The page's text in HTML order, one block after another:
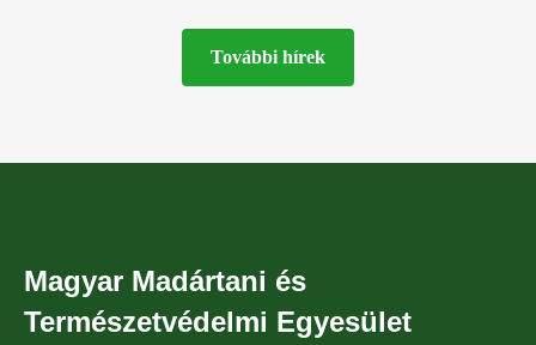
További hírek
Magyar Madártani és
Természetvédelmi Egyesület